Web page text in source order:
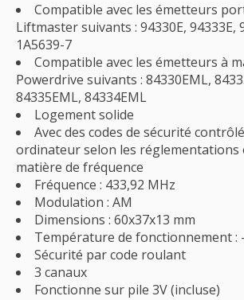
Compatible avec les émetteurs
Liftmaster suivants : 94330E, 94333E,
1A5639-7
Compatible avec les émetteurs à
Powerdrive suivants : 84330EML,
84335EML, 84334EML
Logement solide
Avec des codes de sécurité
ordinateur selon les réglementations
matière de fréquence
Fréquence : 433,92 MHz
Modulation : AM
Dimensions : 60x37x13 mm
Température de fonctionnement : -
Sécurité par code roulant
3 canaux
Fonctionne sur pile 3V (incluse)